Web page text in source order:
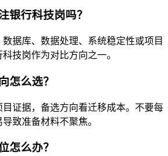
银行科技岗吗？
据库、数据处理、系统稳定性或项目
技岗作为对比方向之一。
怎么选？
证据，备选方向看迁移成本。不要每
致准备材料不聚焦。
怎么办？